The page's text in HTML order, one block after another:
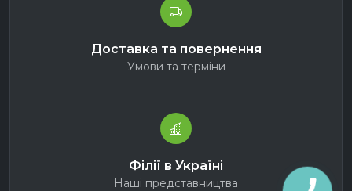
Доставка та повернення
Умови та терміни
Філії в Україні
Наші представництва